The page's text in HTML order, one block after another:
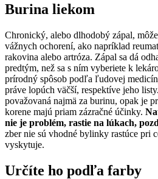
Burina liekom
Chronický, alebo dlhodobý zápal,
vážnych ochorení, ako napríklad
rakovina alebo artróza. Zápal sa dá
predtým, než sa s ním vyberiete k
prírodný spôsob podľa ľudovej
práve lopúch väčší, respektíve jeho
považovaná najmä za burinu, opak je
korene majú priam zázračné účinky.
nie je problém, rastie na lúkach,
zber nie sú vhodné bylinky rastúce pri
vyskytuje.
Určíte ho podľa farby